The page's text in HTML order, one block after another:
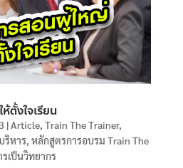
ตั้งใจเรียน
|Article, Train The Trainer,
ริหาร, หลักสูตรการอบรม Train The
เป็นวิทยากร